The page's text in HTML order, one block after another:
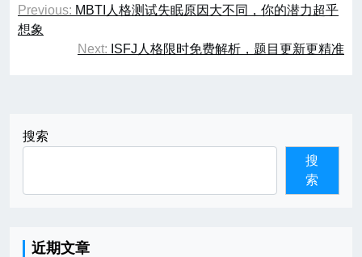
章
Previous: MBTI人格测试失眠原因大不同，你的潜力超乎
想象
Next: ISFJ人格限时免费解析，题目更新更精准
搜索
搜
索
近期文章